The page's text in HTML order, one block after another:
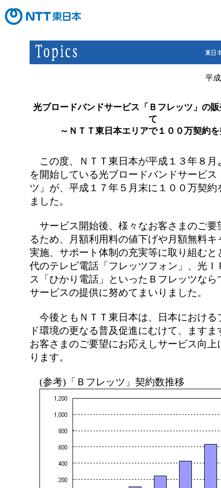
平
光ブロードバンドサービス「Ｂフレッツ」の
て
～ＮＴＴ東日本エリアで１００万契約
この度、ＮＴＴ東日本が平成１３年８月
を開始している光ブロードバンドサービス
ツ」が、平成１７年５月末に１００万契約
ました。
サービス開始後、様々なお客さまのご要
るため、月額利用料の値下げや月額無料キ
実施、サポート体制の充実等に取り組むと
代のテレビ電話「フレッツフォン」、光Ｉ
ス「ひかり電話」といったＢフレッツなら
サービスの提供に努めてまいりました。
今後ともＮＴＴ東日本は、日本における
ド環境の更なる普及促進にむけて、ます
お客さまのご要望にお応えしサービス向上
ります。
(参考)「Ｂフレッツ」契約数推移